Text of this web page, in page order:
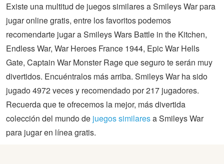
Existe una multitud de juegos similares a Smileys War para
jugar online gratis, entre los favoritos podemos
recomendarte jugar a Smileys Wars Battle in the Kitchen,
Endless War, War Heroes France 1944, Epic War Hells
Gate, Captain War Monster Rage que seguro te serán muy
divertidos. Encuéntralos más arriba. Smileys War ha sido
jugado 4972 veces y recomendado por 217 jugadores.
Recuerda que te ofrecemos la mejor, más divertida
colección del mundo de juegos similaresa Smileys War
para jugar en línea gratis.